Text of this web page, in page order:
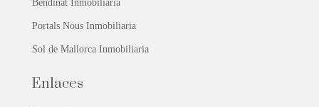
Bendinat Inmobiliaria
Portals Nous Inmobiliaria
Sol de Mallorca Inmobiliaria
Enlaces